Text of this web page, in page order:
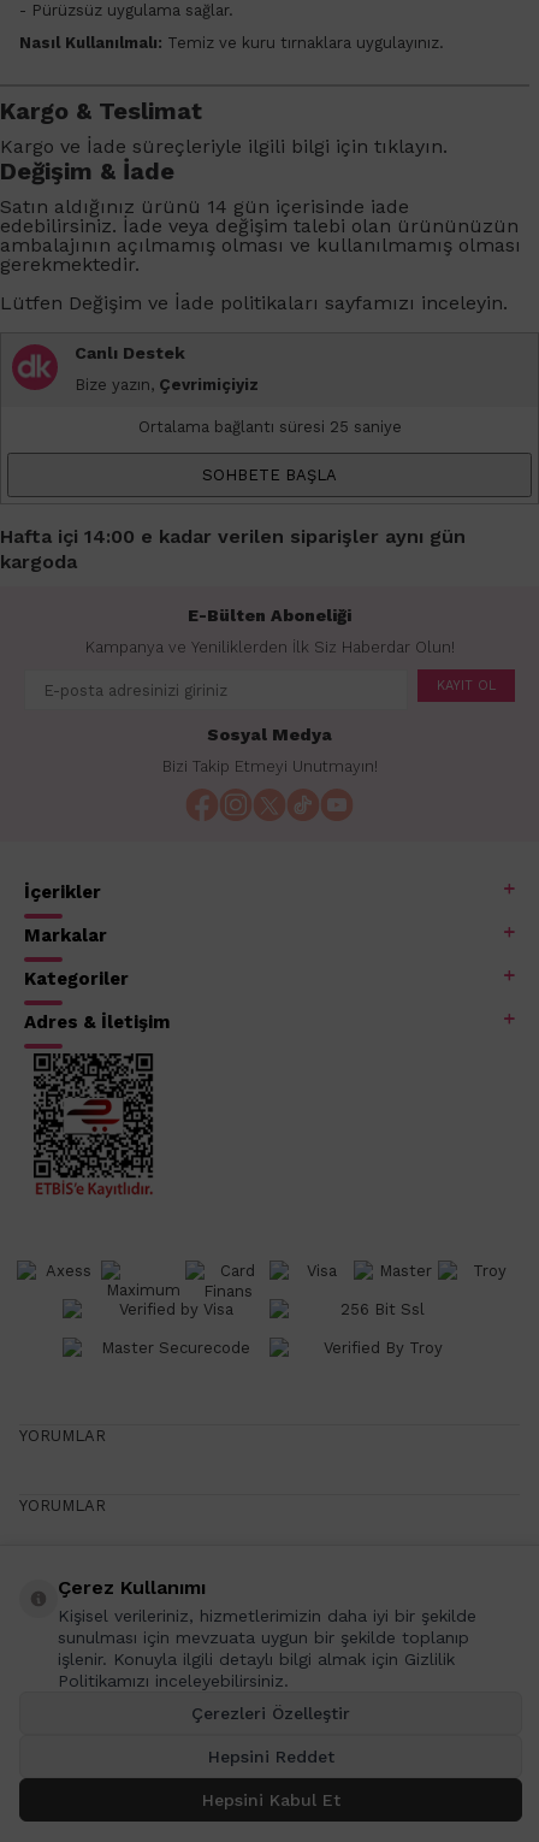
SEPETE EKLE
- Pürüzsüz uygulama sağlar.
Nasıl Kullanılmalı: Temiz ve kuru tırnaklara uygulayınız.
Kargo & Teslimat
Kargo ve İade süreçleriyle ilgili bilgi için tıklayın.
Değişim & İade
Satın aldığınız ürünü 14 gün içerisinde iade
edebilirsiniz. İade veya değişim talebi olan ürününüzün
ambalajının açılmamış olması ve kullanılmamış olması
gerekmektedir.
Lütfen Değişim ve İade politikaları sayfamızı inceleyin.
Canlı Destek
Bize yazın, Çevrimiçiyiz
Ortalama bağlantı süresi 25 saniye
SOHBETE BAŞLA
Hafta içi 14:00 e kadar verilen siparişler aynı gün
kargoda
E-Bülten Aboneliği
Kampanya ve Yeniliklerden İlk Siz Haberdar Olun!
KAYIT OL
Sosyal Medya
Bizi Takip Etmeyi Unutmayın!
İçerikler
Markalar
Kategoriler
Adres & İletişim
YORUMLAR
YORUMLAR
Yazın Favorileri
Yazın Favori Ürünlerini Senin İçin Seçtik!
Yazın Favori Ürünlerini Senin İçin Seçtik!
E-TicaretSistemleriyle Hazırlanmıştır.
Çerez Kullanımı
Kişisel verileriniz, hizmetlerimizin daha iyi bir şekilde
sunulması için mevzuata uygun bir şekilde toplanıp
işlenir. Konuyla ilgili detaylı bilgi almak için Gizlilik
Politikamızı inceleyebilirsiniz.
Çerezleri Özelleştir
Hepsini Reddet
Hepsini Kabul Et